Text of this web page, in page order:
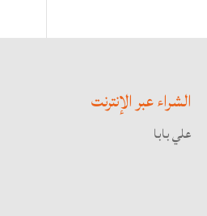
الشراء عبر الإنترنت
علي بابا